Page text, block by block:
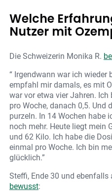
Welche
Nutzer mit
Die Schweizerin Monika R.
“ Irgendwann war ich wieder
empfahl mir damals, es mit
war vor etwa vier Jahren.
pro Woche, danach 0,5. Und
purzeln. In 14 Wochen habe
noch mehr. Heute liegt mein
und 62 Kilo. Ich habe die
einmal pro Woche. Ich bin
glücklich.”
Steffi, Ende 30 und ebenfalls
bewusst: